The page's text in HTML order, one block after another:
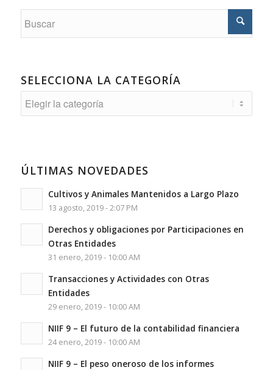
SELECCIONA LA CATEGORÍA
Selecciona
la
ÚLTIMAS NOVEDADES
Cultivos y Animales Mantenidos a Largo Plazo
13 agosto, 2019 - 2:07 PM
Derechos y obligaciones por Participaciones en
Otras Entidades
31 enero, 2019 - 10:00 AM
Transacciones y Actividades con Otras
Entidades
29 enero, 2019 - 10:00 AM
NIIF 9 – El futuro de la contabilidad financiera
24 enero, 2019 - 10:00 AM
NIIF 9 – El peso oneroso de los informes